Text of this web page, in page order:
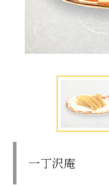
一丁沢庵